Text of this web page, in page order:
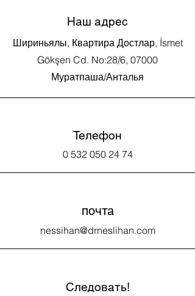
Наш адрес
Шириньялы, Квартира Достлар, İsmet
Gökşen Cd. No:28/6, 07000
Муратпаша/Анталья
Телефон
0 532 050 24 74
почта
nessihan@drneslihan.com
Следовать!